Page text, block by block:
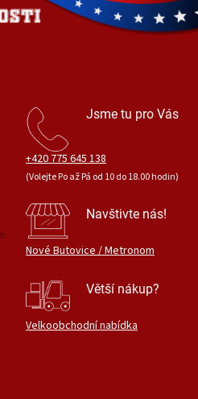
Jsme tu pro Vás
+420 775 645 138
(Volejte Po až Pá od 10 do 18.00 hodin)
Navštivte nás!
Nové Butovice / Metronom
Větší nákup?
Velkoobchodní nabídka